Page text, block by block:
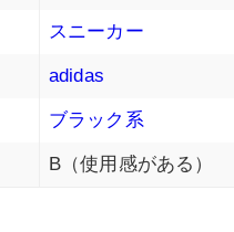
スニーカー
adidas
ブラック系
B（使用感がある）